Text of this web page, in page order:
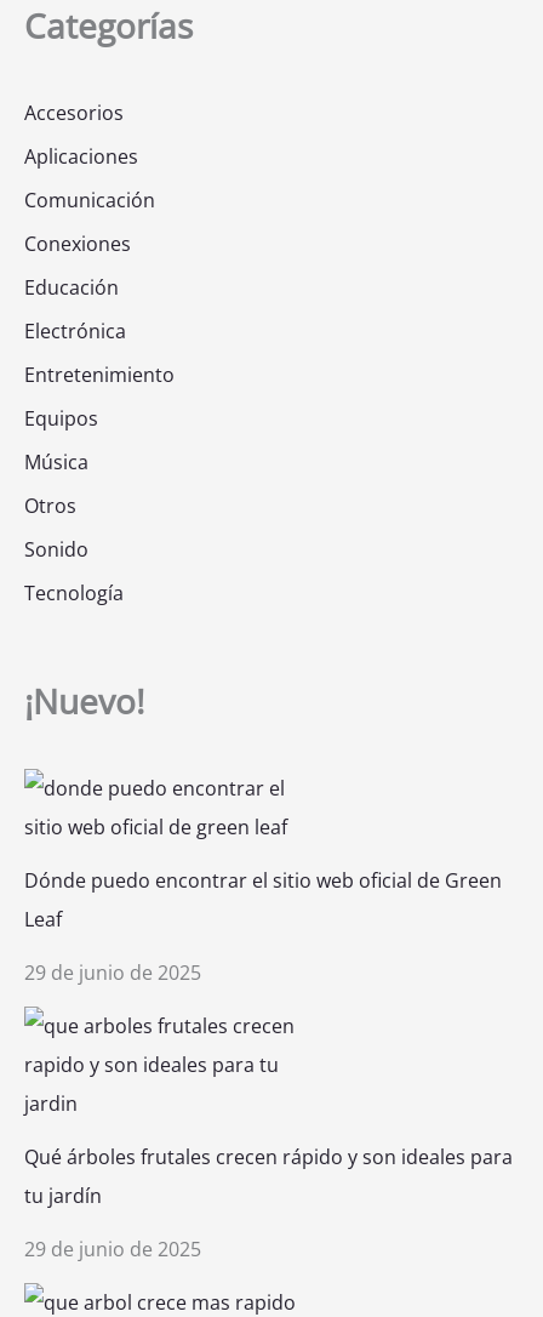
Categorías
Accesorios
Aplicaciones
Comunicación
Conexiones
Educación
Electrónica
Entretenimiento
Equipos
Música
Otros
Sonido
Tecnología
¡Nuevo!
Dónde puedo encontrar el sitio web oficial de Green
Leaf
29 de junio de 2025
Qué árboles frutales crecen rápido y son ideales para
tu jardín
29 de junio de 2025